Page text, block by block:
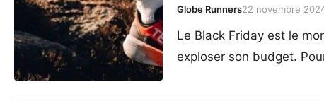
Globe Runners22 novembre
Le Black Friday est le
exploser son budget.